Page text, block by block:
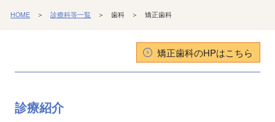
HOME ＞ 診療科等一覧 ＞ 歯科 ＞ 矯正歯科
矯正歯科のHPはこちら
診療紹介